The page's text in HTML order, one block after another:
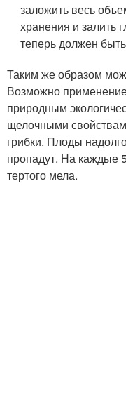
заложить весь
хранения и залить
теперь должен
Таким же образом
Возможно
природным
щелочными
грибки. Плоды
пропадут. На каждые
тертого мела.